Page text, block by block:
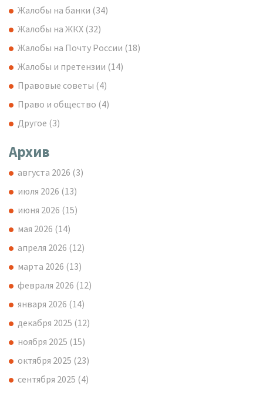
Жалобы на банки (34)
Жалобы на ЖКХ (32)
Жалобы на Почту России (18)
Жалобы и претензии (14)
Правовые советы (4)
Право и общество (4)
Другое (3)
Архив
августа 2026 (3)
июля 2026 (13)
июня 2026 (15)
мая 2026 (14)
апреля 2026 (12)
марта 2026 (13)
февраля 2026 (12)
января 2026 (14)
декабря 2025 (12)
ноября 2025 (15)
октября 2025 (23)
сентября 2025 (4)